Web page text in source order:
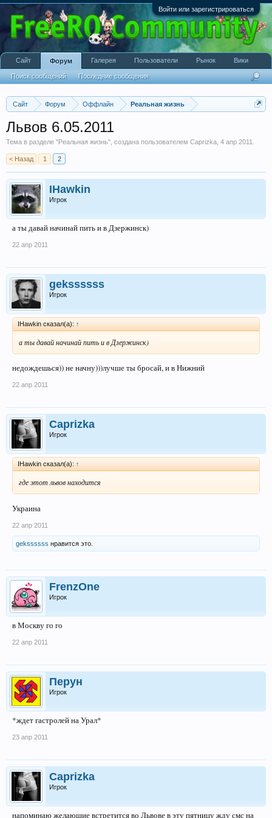
Войти или зарегистрироваться
Сайт Форум Оффлайн Реальная жизнь
Львов 6.05.2011
Тема в разделе "Реальная жизнь", создана пользователем Caprizka 4 апр 2011
< Назад 1 2
IHawkin
Игрок
а ты давай начинай пить и в Дзержинск)
22 апр 2011
gekssssss
Игрок
IHawkin сказал(а): ↑
а ты давай начинай пить и в Дзержинск)
недождешься)) не начну)))лучше ты бросай, и в Нижний
22 апр 2011
Caprizka
Игрок
IHawkin сказал(а): ↑
где этот львов находится
Украина
22 апр 2011
gekssssss нравится это.
FrenzOne
Игрок
в Москву го го
22 апр 2011
Перун
Игрок
*ждет гастролей на Урал*
23 апр 2011
Caprizka
Игрок
напоминаю желающие встретится во Львове в эту пятницу жду смс на
Сайт Форум
Поиск сообщений Последние сообщения
Галерея Пользователи Рынок Вики